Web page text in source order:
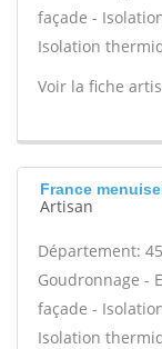
façade -
Isolation
Voir la fiche
France
Artisan
Département: 45
Goudronnage -
façade -
Isolation